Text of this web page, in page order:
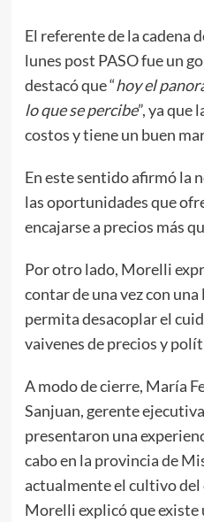
El referente de la cadena
lunes post PASO fue un
destacó que “hoy el
lo que se percibe”, ya que
costos y tiene un buen
En este sentido afirmó la
las oportunidades que
encajarse a precios más
Por otro lado, Morelli
contar de una vez con
permita desacoplar el
vaivenes de precios y
A modo de cierre, María
Sanjuan, gerente
presentaron una
cabo en la provincia de
actualmente el cultivo del
Morelli explicó que